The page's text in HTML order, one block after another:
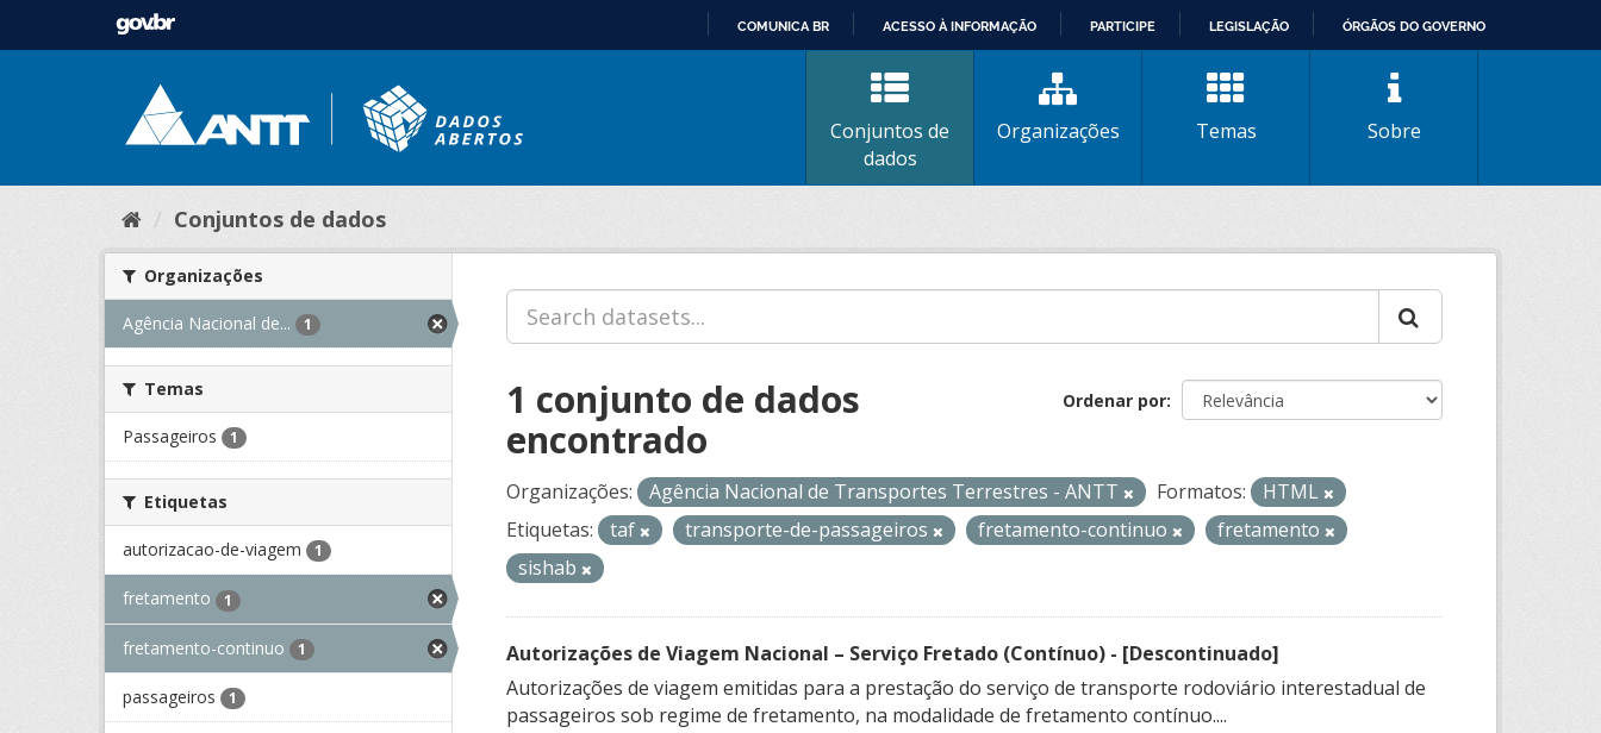
CONTEÚDO
COMUNICA BR ACESSO À INFORMAÇÃO PARTICIPE LEGISLAÇÃO ÓRGÃOS DO GOVERNO
Conjuntos de
dados
Organizações Temas Sobre
Conjuntos de dados
Organizações
Agência Nacional de... 1
Temas
Passageiros 1
Etiquetas
autorizacao-de-viagem 1
fretamento 1
fretamento-continuo 1
passageiros 1
Ordenar por
1 conjunto de dados
encontrado
Organizações: Agência Nacional de Transportes Terrestres - ANTT Formatos:
HTML
Etiquetas:
taf transporte-de-passageiros fretamento-continuo
fretamento
sishab
Autorizações de Viagem Nacional – Serviço Fretado (Contínuo) - [Descontinuado]
Autorizações de viagem emitidas para a prestação do serviço de transporte rodoviário interestadual de
passageiros sob regime de fretamento, na modalidade de fretamento contínuo....